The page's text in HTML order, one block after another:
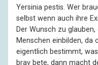
Yersinia pestis. Wer
selbst wenn auch ihre
Der Wunsch zu
Menschen einbilden, da
eigentlich bestimmt,
brav bete, dann macht